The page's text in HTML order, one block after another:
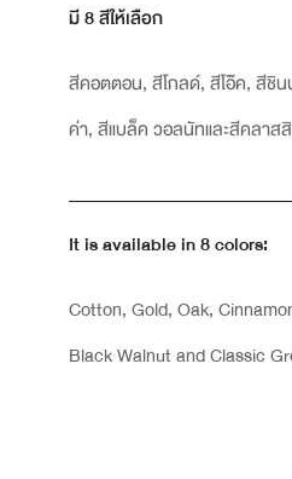
มี 8 สีให้เลือก
สีคอตตอน, สีโกลด์, สีโอ๊ค, สีชิ
ค่า, สีแบล็ค วอลนัทและสีคลาส
It is available in 8 colors:
Cotton, Gold, Oak,
Black Walnut and Classic